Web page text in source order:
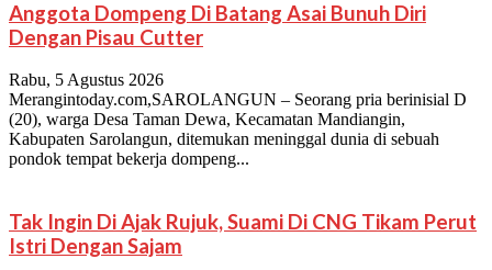
Anggota Dompeng Di Batang Asai Bunuh Diri
Dengan Pisau Cutter
Rabu, 5 Agustus 2026
Merangintoday.com,SAROLANGUN – Seorang pria berinisial D
(20), warga Desa Taman Dewa, Kecamatan Mandiangin,
Kabupaten Sarolangun, ditemukan meninggal dunia di sebuah
pondok tempat bekerja dompeng...
Tak Ingin Di Ajak Rujuk, Suami Di CNG Tikam Perut
Istri Dengan Sajam